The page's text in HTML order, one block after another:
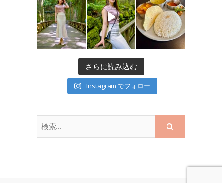
さらに読み込む
Instagram でフォロー